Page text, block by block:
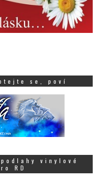
se, poví
vinylové
RD